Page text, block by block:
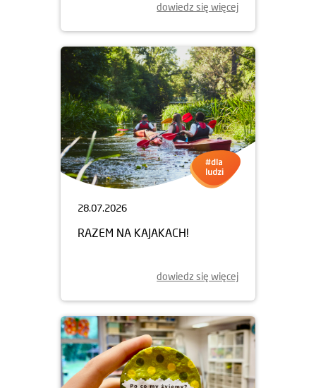
dowiedz się więcej
28.07.2026
RAZEM NA KAJAKACH!
dowiedz się więcej